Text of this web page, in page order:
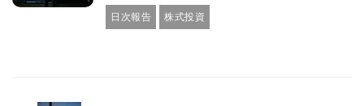
日次報告 株式投資